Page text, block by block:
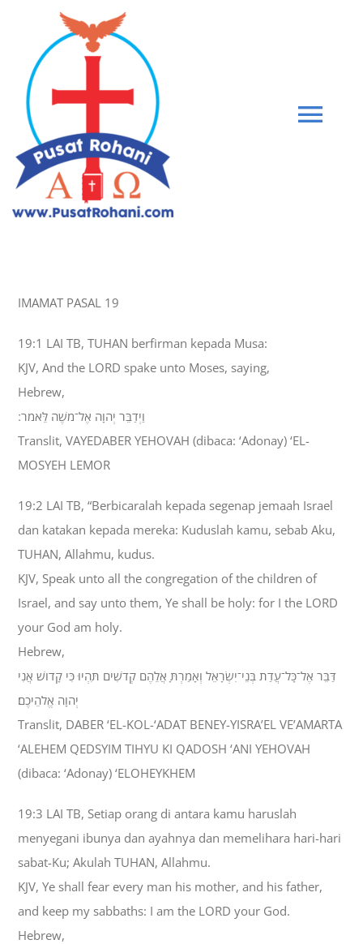
content
GABUNG KOMUNITAS
IMAMAT PASAL 19
19:1 LAI TB, TUHAN berfirman kepada Musa:
KJV, And the LORD spake unto Moses, saying,
Hebrew,
וַיְדַבֵּר יְהוָה אֶל־מֹשֶׁה לֵּאמֹר ׃
Translit, VAYEDABER YEHOVAH (dibaca: ‘Adonay) ‘EL-
MOSYEH LEMOR
19:2 LAI TB, “Berbicaralah kepada segenap jemaah Israel
dan katakan kepada mereka: Kuduslah kamu, sebab Aku,
TUHAN, Allahmu, kudus.
KJV, Speak unto all the congregation of the children of
Israel, and say unto them, Ye shall be holy: for I the LORD
your God am holy.
Hebrew,
דַּבֵּר אֶל־כָּל־עֲדַת בְּנֵי־יִשְׂרָאֵל וְאָמַרְתָּ אֲלֵהֶם קְדֹשִׁים תִּהְיוּ כִּי קָדֹושׁ אֲנִי
יְהוָה אֱלֹהֵיכֶם׃
Translit, DABER ‘EL-KOL-‘ADAT BENEY-YISRA’EL VE’AMARTA
‘ALEHEM QEDSYIM TIHYU KI QADOSH ‘ANI YEHOVAH
(dibaca: ‘Adonay) ‘ELOHEYKHEM
19:3 LAI TB, Setiap orang di antara kamu haruslah
menyegani ibunya dan ayahnya dan memelihara hari-hari
sabat-Ku; Akulah TUHAN, Allahmu.
KJV, Ye shall fear every man his mother, and his father,
and keep my sabbaths: I am the LORD your God.
Hebrew,